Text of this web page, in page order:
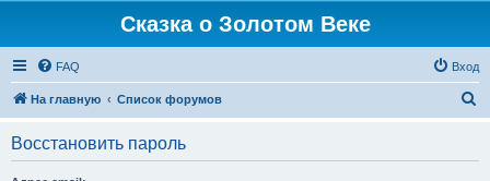
Сказка о Золотом Веке
FAQ Вход
На главную Список форумов
Восстановить пароль